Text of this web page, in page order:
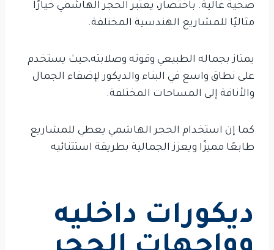
صحية عالية. باختصار، يعتبر الحجر الهاشمي خيارًا
مثاليًا للمشاريع الهندسية المختلفة.
يمتاز بجماله الطبيعي وقوته وصلابته،حيث يستخدم
على نطاق واسع في البناء والديكور لإضفاء الجمال
والأناقة إلى المساحات المختلفة.
كما إن استخدام الحجر الهاشمي يعطي للمشاريع
طابعًا مميزًا ويعزز الجمالية بطريقة استثنائيه
ديكورات داخليه